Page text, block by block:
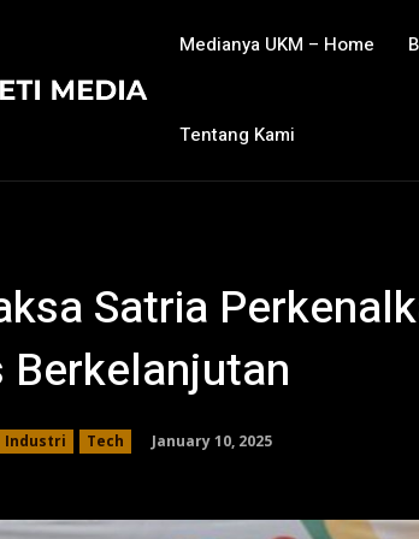
Medianya UKM – Home
Tentang Kami
Satria
Berkelanjutan
Industri Tech January 10, 2025